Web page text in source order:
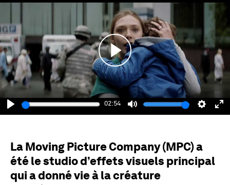
Play
02:54
Mute
Play
La Moving Picture Company (MPC) a
été le studio d’effets visuels principal
qui a donné vie à la créature